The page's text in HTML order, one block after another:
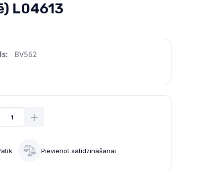
L04613
BV562
Pievienot salīdzināšanai